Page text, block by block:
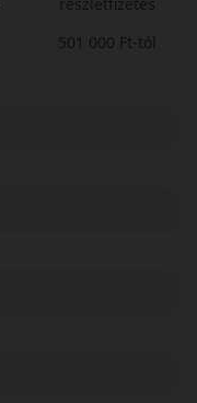
501 000 Ft-tól